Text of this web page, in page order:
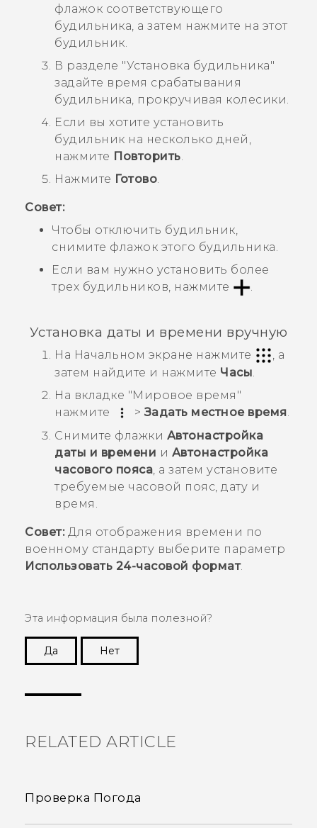
флажок соответствующего
будильника, а затем нажмите на этот
будильник.
В разделе "Установка будильника"
задайте время срабатывания
будильника, прокручивая колесики.
Если вы хотите установить
будильник на несколько дней,
нажмите Повторить.
Нажмите Готово.
Совет:
Чтобы отключить будильник,
снимите флажок этого будильника.
Если вам нужно установить более
трех будильников, нажмите
.
Установка даты и времени вручную
На Начальном экране нажмите
, а
затем найдите и нажмите Часы.
На вкладке "‍ Мировое время "‍
нажмите
>Задать местное время.
Снимите флажки Автонастройка
даты и времени и Автонастройка
часового пояса, а затем установите
требуемые часовой пояс, дату и
время.
Совет:Для отображения времени по
военному стандарту выберите параметр
Использовать 24-часовой формат.
Эта информация была полезной?
Да
Нет
RELATED ARTICLE
Проверка Погода